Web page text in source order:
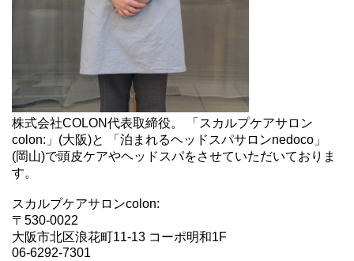
株式会社COLON代表取締役。 「スカルプケアサロン
colon:」(大阪)と 「泊まれるヘッドスパサロンnedoco」
(岡山)で頭皮ケアやヘッドスパをさせていただいておりま
す。
スカルプケアサロンcolon:
〒530-0022
大阪市北区浪花町11-13 コーポ明和1F
06-6292-7301